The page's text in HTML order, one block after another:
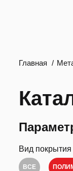
Главная
Вид покрытия
ВСЕ